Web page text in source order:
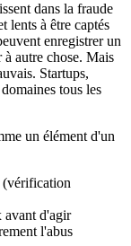
dans la fraude
lents à être captés
enregistrer un
autre chose. Mais
Startups,
tous les
un élément d'un
(vérification
avant d'agir
l'abus